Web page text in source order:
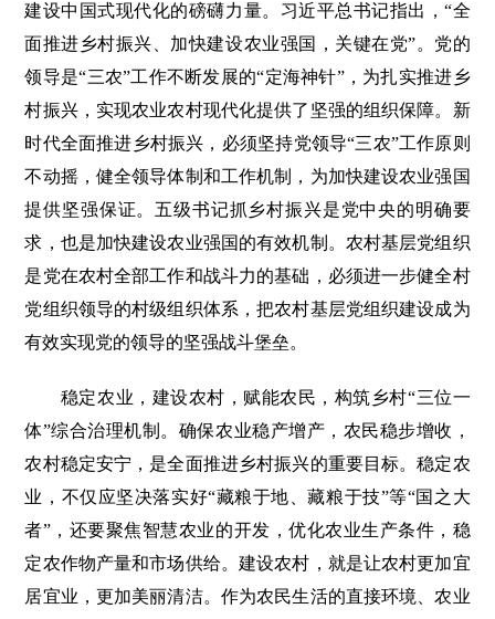
建设中国式现代化的磅礴力量。习近平总书记指出，“全
面推进乡村振兴、加快建设农业强国，关键在党”。党的
领导是“三农”工作不断发展的“定海神针”，为扎实推进乡
村振兴，实现农业农村现代化提供了坚强的组织保障。新
时代全面推进乡村振兴，必须坚持党领导“三农”工作原则
不动摇，健全领导体制和工作机制，为加快建设农业强国
提供坚强保证。五级书记抓乡村振兴是党中央的明确要
求，也是加快建设农业强国的有效机制。农村基层党组织
是党在农村全部工作和战斗力的基础，必须进一步健全村
党组织领导的村级组织体系，把农村基层党组织建设成为
有效实现党的领导的坚强战斗堡垒。
稳定农业，建设农村，赋能农民，构筑乡村“三位一
体”综合治理机制。确保农业稳产增产，农民稳步增收，
农村稳定安宁，是全面推进乡村振兴的重要目标。稳定农
业，不仅应坚决落实好“藏粮于地、藏粮于技”等“国之大
者”，还要聚焦智慧农业的开发，优化农业生产条件，稳
定农作物产量和市场供给。建设农村，就是让农村更加宜
居宜业，更加美丽清洁。作为农民生活的直接环境、农业